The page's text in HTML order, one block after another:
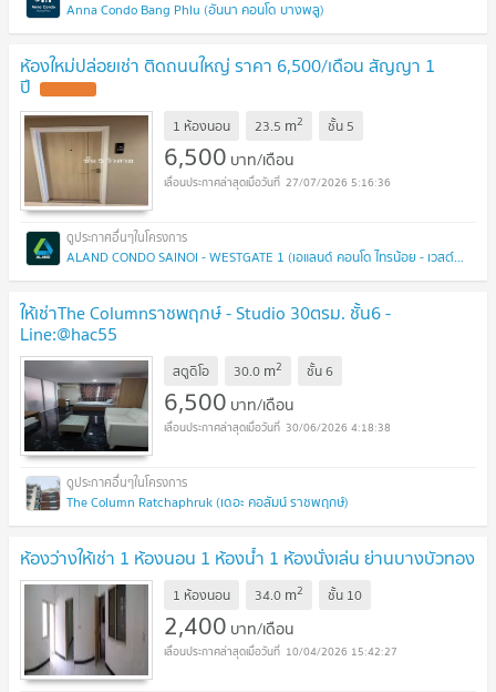
Anna Condo Bang Phlu (อันนา คอนโด บางพลู)
ห้องใหม่ปล่อยเช่า ติดถนนใหญ่ ราคา 6,500/เดือน สัญญา 1
ปี
1 ห้องนอน 23.5 m2 ชั้น 5
6,500 บาท/เดือน
27/07/2026 5:16:36
ALAND CONDO SAINOI - WESTGATE 1 (เอแลนด์ คอนโด ไทรน้อย - เวสต์เกต 1)
ให้เช่าThe Columnราชพฤกษ์ - Studio 30ตรม. ชั้น6 -
Line:@hac55
สตูดิโอ 30.0 m2 ชั้น6
6,500 บาท/เดือน
30/06/2026 4:18:38
The Column Ratchaphruk (เดอะ คอลัมน์ ราชพฤกษ์)
ห้องว่างให้เช่า 1 ห้องนอน 1 ห้องน้ำ 1 ห้องนั่งเล่น ย่านบางบัวทอง
1 ห้องนอน 34.0 m2 ชั้น 10
2,400 บาท/เดือน
10/04/2026 15:42:27